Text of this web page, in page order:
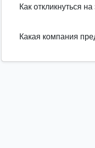
Как откликнуться
Какая компания